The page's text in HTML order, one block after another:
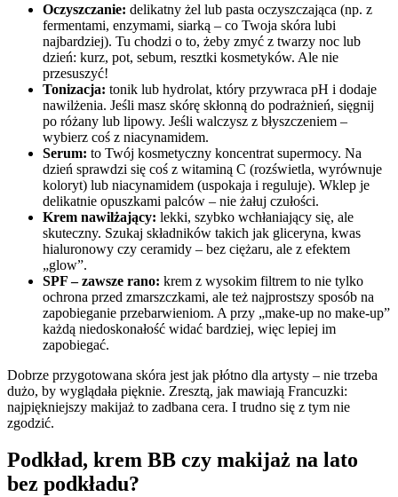
Oczyszczanie: delikatny żel lub pasta oczyszczająca (np. z
fermentami, enzymami, siarką – co Twoja skóra lubi
najbardziej). Tu chodzi o to, żeby zmyć z twarzy noc lub
dzień: kurz, pot, sebum, resztki kosmetyków. Ale nie
przesuszyć!
Tonizacja: tonik lub hydrolat, który przywraca pH i dodaje
nawilżenia. Jeśli masz skórę skłonną do podrażnień, sięgnij
po różany lub lipowy. Jeśli walczysz z błyszczeniem –
wybierz coś z niacynamidem.
Serum: to Twój kosmetyczny koncentrat supermocy. Na
dzień sprawdzi się coś z witaminą C (rozświetla, wyrównuje
koloryt) lub niacynamidem (uspokaja i reguluje). Wklep je
delikatnie opuszkami palców – nie żałuj czułości.
Krem nawilżający: lekki, szybko wchłaniający się, ale
skuteczny. Szukaj składników takich jak gliceryna, kwas
hialuronowy czy ceramidy – bez ciężaru, ale z efektem
„glow”.
SPF – zawsze rano: krem z wysokim filtrem to nie tylko
ochrona przed zmarszczkami, ale też najprostszy sposób na
zapobieganie przebarwieniom. A przy „make-up no make-up”
każdą niedoskonałość widać bardziej, więc lepiej im
zapobiegać.
Dobrze przygotowana skóra jest jak płótno dla artysty – nie trzeba
dużo, by wyglądała pięknie. Zresztą, jak mawiają Francuzki:
najpiękniejszy makijaż to zadbana cera. I trudno się z tym nie
zgodzić.
Podkład, krem BB czy makijaż na lato
bez podkładu?